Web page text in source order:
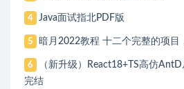
4 Java面试指北PDF版
5 暗月2022教程 十二个完整的项目
6
（新升级）React18+TS高仿
完结